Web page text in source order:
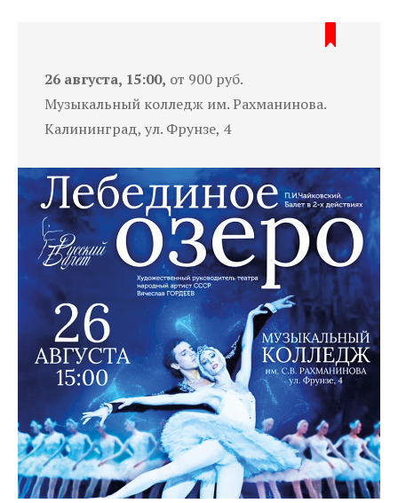
26 августа, 15:00, от 900 руб.
Музыкальный колледж им. Рахманинова.
Калининград, ул. Фрунзе, 4